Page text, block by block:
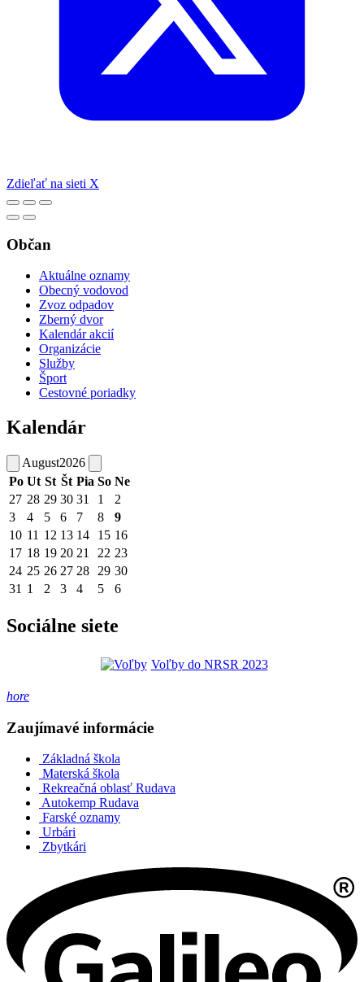
Zdieľať na sieti X
Občan
Aktuálne oznamy
Obecný vodovod
Zvoz odpadov
Zberný dvor
Kalendár akcií
Organizácie
Služby
Šport
Cestovné poriadky
Kalendár
August2026
Po Ut St Št Pia So Ne
27 28 29 30 31 1
2
3
4 5 6 7 8
9
10 11 12 13 14 15 16
17 18 19 20 21 22 23
24 25 26 27 28 29 30
31 1 2 3 4 5 6
Sociálne siete
Voľby do NRSR 2023
hore
Zaujímavé informácie
Základná škola
Materská škola
Rekreačná oblasť Rudava
Autokemp Rudava
Farské oznamy
Urbári
Zbytkári